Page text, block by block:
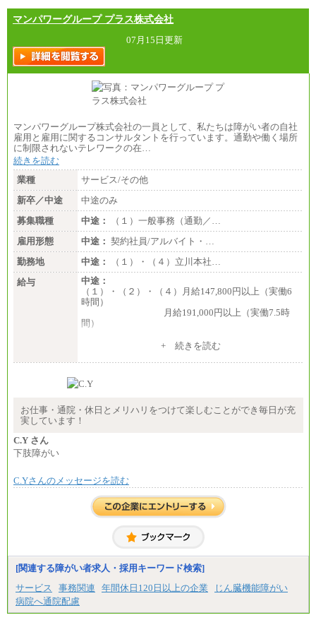
中途：
【全職種共通】
〔正社員〕
月給212,900円～330,000円
※実務経験に応じてご相談させていただきます（上
記金額を超える可能性あり）
※職種8）を除き、正社員の場合勤務地は本社のみと
なります
※交通費：月5万円まで
札幌 ：時給1,100円～1,450円
東京 ：時給1,226円～1,400円
横浜 ：時給1,225円～
川口 ：時給1,150円～
佐世保：時給1,035円～
沖縄 ：時給1,025円～1,350円
※給与は実務経験・職種・配属部署によって異なり
ます
※交通費：月5万円まで
マンパワーグループ プラス株式会社
07月15日更新
マンパワーグループ株式会社の一員として、私たちは障がい者の自社
雇用と雇用に関するコンサルタントを行っています。通勤や働く場所
に制限されないテレワークの在…
続きを読む
業種
サービス/その他
新卒／中途
中途のみ
募集職種
中途：
（１）一般事務（通勤／…
雇用形態
中途： 契約社員/アルバイト・…
勤務地
中途：
（１）・（４）立川本社…
給与
中途：
（１）・（２）・（４）月給147,800円以上（実働6
時間）
月給191,000円以上（実働7.5時
間）
（３）月給191,000円以上（実働7.5時間）
（５）月給147,800円以上（実働6時間）
時給 1,226円（実働4.5時間）
間額換算額）
・退職金相当手当 37円
+ 続きを読む
お仕事・通院・休日とメリハリをつけて楽しむことができ毎日が充
実しています！
C.Y さん
下肢障がい
C.Yさんのメッセージを読む
[関連する障がい者求人・採用キーワード検索]
サービス
事務関連 年間休日120日以上の企業
じん臓機能障がい
病院へ通院配慮